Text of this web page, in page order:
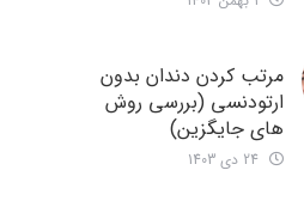
مرتب کردن دندان بدون
ارتودنسی (بررسی روش
های جایگزین)